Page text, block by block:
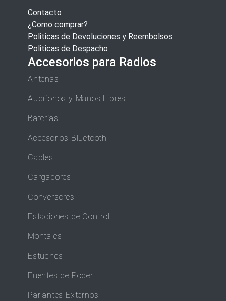
Contacto
¿Como comprar?
Politicas de Devoluciones y Reembolsos
Politicas de Despacho
Accesorios para Radios
Antenas
Audífonos y Manos Libres
Baterías
Accesorios Bluetooth
Cables
Cargadores
Conversores
Estaciones de Control
Montajes
Estuches
Fuentes de Poder
Parlantes Externos